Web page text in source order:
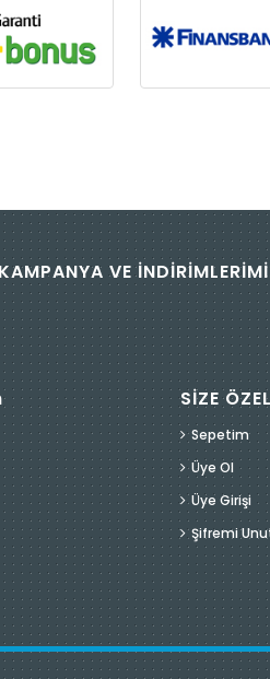
KAMPANYA VE
SİZE ÖZEL
Sepetim
Üye Ol
Üye Girişi
Şifremi